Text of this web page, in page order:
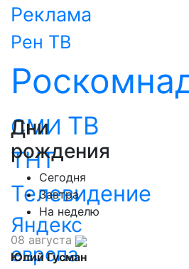
Реклама
Рен ТВ
СМИ ТВ
ТНТ
Телевидение
Яндекс
европа
Дни
рождения
Сегодня
Завтра
На неделю
08 августа
Юлий Гусман